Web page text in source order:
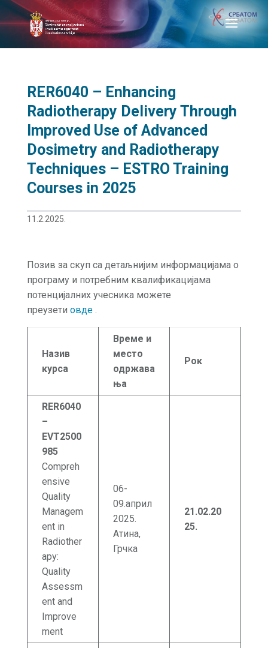
RER6040 – Enhancing
Radiotherapy Delivery Through
Improved Use of Advanced
Dosimetry and Radiotherapy
Techniques – ESTRO Training
Courses in 2025
11.2.2025.
Позив за скуп са детаљнијим информацијама о
програму и потребним квалификацијама
потенцијалних учесника можете
преузети овде .
Назив
курса
Време и
место
одржава
ња
Рок
RER6040
–
EVT2500
985
Compreh
ensive
Quality
Managem
ent in
Radiother
apy:
Quality
Assessm
ent and
Improve
ment
06-
09.април
2025.
Атина,
Грчка
21.02.20
25.